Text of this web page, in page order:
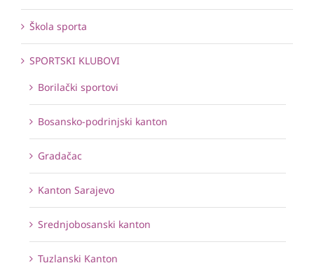
Škola sporta
SPORTSKI KLUBOVI
Borilački sportovi
Bosansko-podrinjski kanton
Gradačac
Kanton Sarajevo
Srednjobosanski kanton
Tuzlanski Kanton